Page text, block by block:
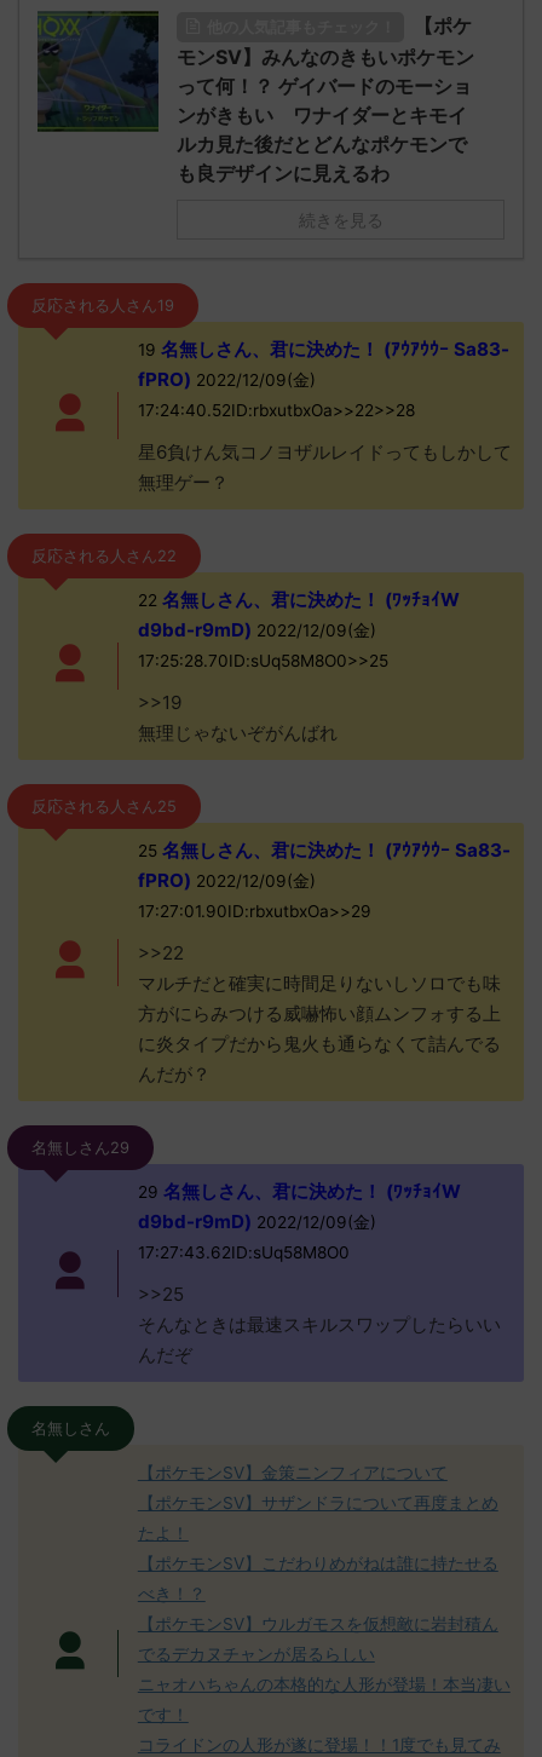
【ポケ
モンSV】みんなのきもいポケモン
って何！？ ゲイバードのモーショ
ンがきもい ワナイダーとキモイ
ルカ見た後だとどんなポケモンで
も良デザインに見えるわ
続きを見る
反応される人さん19
19 名無しさん、君に決めた！ (ｱｳｱｳｳｰ Sa83-
fPRO) 2022/12/09(金)
17:24:40.52ID:rbxutbxOa>>22>>28
星6負けん気コノヨザルレイドってもしかして
無理ゲー？
反応される人さん22
22 名無しさん、君に決めた！ (ﾜｯﾁｮｲW
d9bd-r9mD) 2022/12/09(金)
17:25:28.70ID:sUq58M8O0>>25
>>19
無理じゃないぞがんばれ
反応される人さん25
25名無しさん、君に決めた！ (ｱｳｱｳｳｰ Sa83-
fPRO) 2022/12/09(金)
17:27:01.90ID:rbxutbxOa>>29
>>22
マルチだと確実に時間足りないしソロでも味
方がにらみつける威嚇怖い顔ムンフォする上
に炎タイプだから鬼火も通らなくて詰んでる
んだが？
名無しさん29
29 名無しさん、君に決めた！ (ﾜｯﾁｮｲW
d9bd-r9mD) 2022/12/09(金)
17:27:43.62ID:sUq58M8O0
>>25
そんなときは最速スキルスワップしたらいい
んだぞ
名無しさん
【ポケモンSV】金策ニンフィアについて
【ポケモンSV】サザンドラについて再度まとめ
たよ！
【ポケモンSV】こだわりめがねは誰に持たせる
べき！？
【ポケモンSV】ウルガモスを仮想敵に岩封積ん
でるデカヌチャンが居るらしい
ニャオハちゃんの本格的な人形が登場！本当凄い
です！
コライドンの人形が遂に登場！！1度でも見てみ